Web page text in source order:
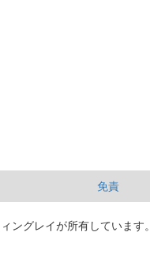
免責
ングレイが所有しています。